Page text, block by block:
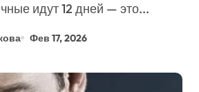
идут 12 дней — это...
Фев 17, 2026